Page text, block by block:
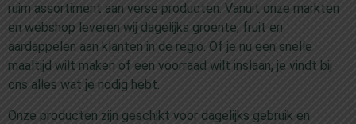
ruim assortiment aan verse producten. Vanuit onze markten
en webshop leveren wij dagelijks groente, fruit en
aardappelen aan klanten in de regio. Of je nu een snelle
maaltijd wilt maken of een voorraad wilt inslaan, je vindt bij
ons alles wat je nodig hebt.
Onze producten zijn geschikt voor dagelijks gebruik en